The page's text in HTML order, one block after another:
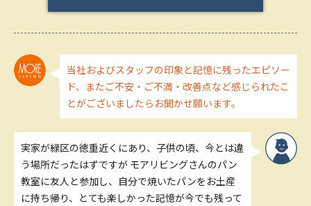
当社およびスタッフの印象と記憶に残ったエピソー
ド、またご不安・ご不満・改善点など感じられたこ
とがございましたらお聞かせ願います。
実家が緑区の徳重近くにあり、子供の頃、今とは違
う場所だったはずですが モアリビングさんのパン
教室に友人と参加し、自分で焼いたパンをお土産
に持ち帰り、とても楽しかった記憶が今でも残って